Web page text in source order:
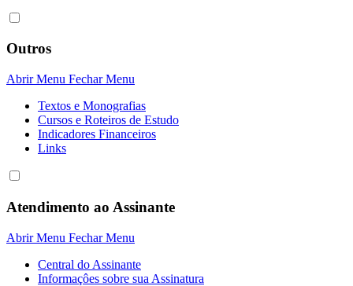
Outros
Abrir Menu Fechar Menu
Textos e Monografias
Cursos e Roteiros de Estudo
Indicadores Financeiros
Links
Atendimento ao Assinante
Abrir Menu Fechar Menu
Central do Assinante
Informaçôes sobre sua Assinatura